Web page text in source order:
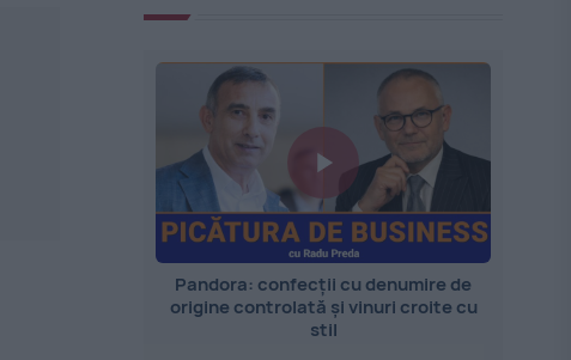
Pandora: confecții cu denumire de
origine controlată și vinuri croite cu
stil